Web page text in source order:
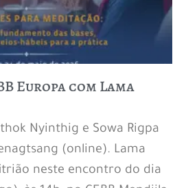
Europa com Lama
Nyinthig e Sowa Rigpa
(online). Lama
neste encontro do dia